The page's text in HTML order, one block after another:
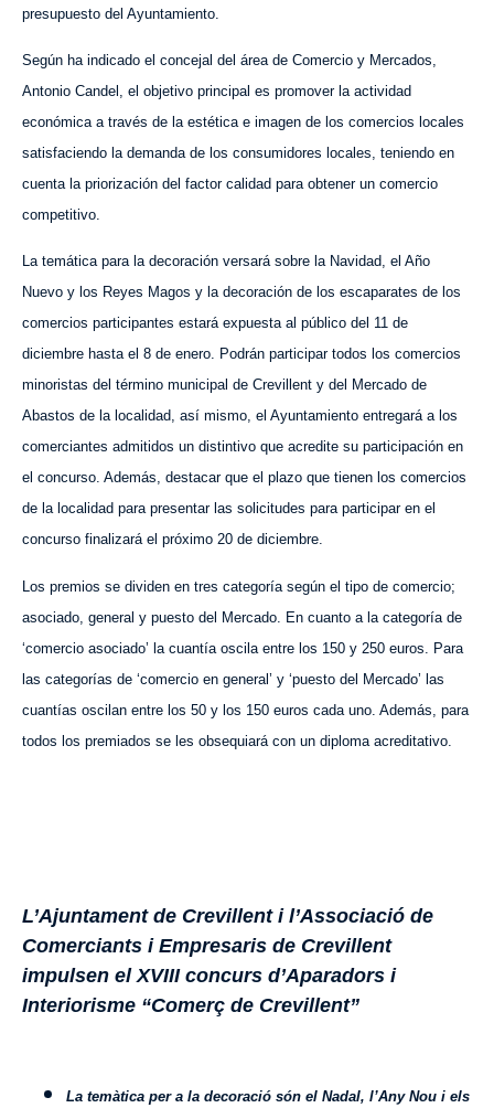
presupuesto del Ayuntamiento.
Según ha indicado el concejal del área de Comercio y Mercados,
Antonio Candel, el objetivo principal es promover la actividad
económica a través de la estética e imagen de los comercios locales
satisfaciendo la demanda de los consumidores locales, teniendo en
cuenta la priorización del factor calidad para obtener un comercio
competitivo.
La temática para la decoración versará sobre la Navidad, el Año
Nuevo y los Reyes Magos y la decoración de los escaparates de los
comercios participantes estará expuesta al público del 11 de
diciembre hasta el 8 de enero. Podrán participar todos los comercios
minoristas del término municipal de Crevillent y del Mercado de
Abastos de la localidad, así mismo, el Ayuntamiento entregará a los
comerciantes admitidos un distintivo que acredite su participación en
el concurso. Además, destacar que el plazo que tienen los comercios
de la localidad para presentar las solicitudes para participar en el
concurso finalizará el próximo 20 de diciembre.
Los premios se dividen en tres categoría según el tipo de comercio;
asociado, general y puesto del Mercado. En cuanto a la categoría de
‘comercio asociado’ la cuantía oscila entre los 150 y 250 euros. Para
las categorías de ‘comercio en general’ y ‘puesto del Mercado’ las
cuantías oscilan entre los 50 y los 150 euros cada uno. Además, para
todos los premiados se les obsequiará con un diploma acreditativo.
L’Ajuntament de Crevillent i l’Associació de
Comerciants i Empresaris de Crevillent
impulsen el XVIII concurs d’Aparadors i
Interiorisme “Comerç de Crevillent”
La temàtica per a la decoració són el Nadal, l’Any Nou i els